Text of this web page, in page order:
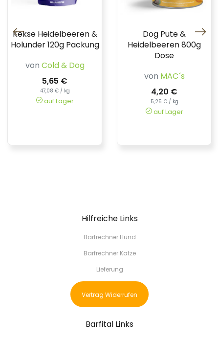
Kekse Heidelbeeren &
Holunder 120g Packung
von Cold & Dog
5,65 €
47,08 € / kg
auf Lager
Dog Pute &
Heidelbeeren 800g
Dose
von MAC´s
4,20 €
5,25 € / kg
auf Lager
Hilfreiche Links
Barfrechner Hund
Barfrechner Katze
Lieferung
Vertrag Widerrufen
Barfital Links